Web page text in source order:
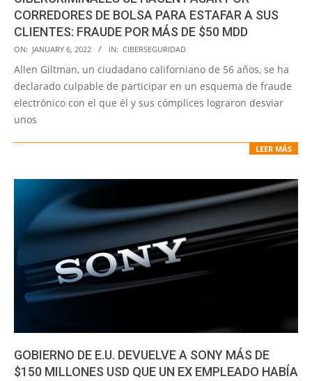
CORREDORES DE BOLSA PARA ESTAFAR A SUS
CLIENTES: FRAUDE POR MÁS DE $50 MDD
2022-
01-
06
ON: JANUARY 6, 2022 IN: CIBERSEGURIDAD
Allen Giltman, un ciudadano californiano de 56 años, se ha
declarado culpable de participar en un esquema de fraude
electrónico con el que él y sus cómplices lograron desviar
unos
LEER MÁS
GOBIERNO DE E.U. DEVUELVE A SONY MÁS DE
$150 MILLONES USD QUE UN EX EMPLEADO HABÍA